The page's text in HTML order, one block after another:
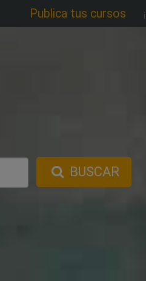
Publica tus cursos
BUSCAR